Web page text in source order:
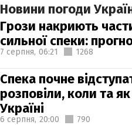
Новини погоди
Грози накриють
сильної спеки:
7 серпня, 06:21 1268
Спека почне
розповіли, коли та
Україні
6 серпня, 20:00 790